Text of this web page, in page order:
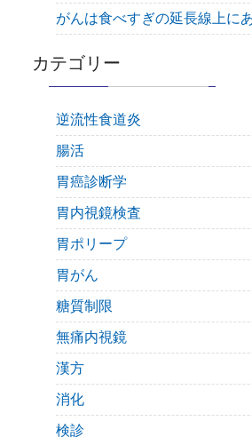
がんは食べすぎの延長線上に
カテゴリー
逆流性食道炎
腸活
胃癌診断学
胃内視鏡検査
胃ポリープ
胃がん
糖質制限
無痛内視鏡
漢方
消化
検診